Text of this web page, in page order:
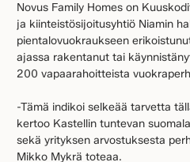
Novus Family Homes on
ja kiinteistösijoitusyhtiö Niamin
pientalovuokraukseen
ajassa rakentanut tai
200 vapaarahoitteista
-Tämä indikoi selkeää tarvetta
kertoo Kastellin tuntevan
sekä yrityksen arvostuksesta
Mikko Mykrä toteaa.